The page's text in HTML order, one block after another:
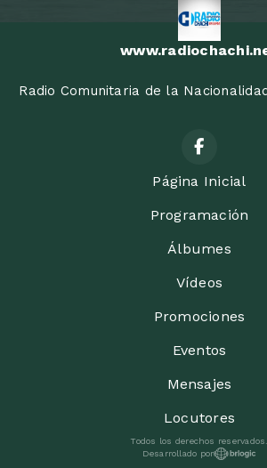
Radio Comunitaria de la
Página Inicial
Programación
Álbumes
Vídeos
Promociones
Eventos
Mensajes
Locutores
Todos los derechos reservados.
Desarrollado por